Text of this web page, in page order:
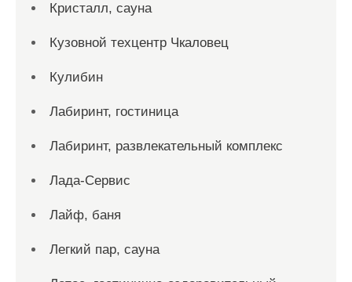
Кристалл, сауна
Кузовной техцентр Чкаловец
Кулибин
Лабиринт, гостиница
Лабиринт, развлекательный комплекс
Лада-Сервис
Лайф, баня
Легкий пар, сауна